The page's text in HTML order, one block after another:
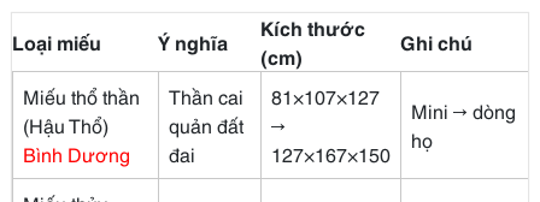
Loại miếu Ý nghĩa
Kích thước
(cm)
Ghi chú
Miếu thổ thần
(Hậu Thổ)
Bình Dương
Thần cai
quản đất
đai
81×107×127
→
127×167×150
Mini → dòng
họ